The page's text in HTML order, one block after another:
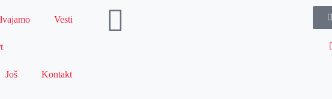
Vesti
Još Kontakt